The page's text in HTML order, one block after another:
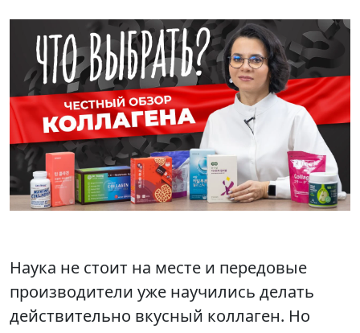
Наука не стоит на месте и передовые
производители уже научились делать
действительно вкусный коллаген. Но